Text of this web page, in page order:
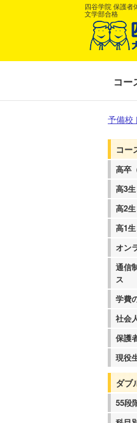
四谷学院 保護者
文学部合格
コー
予備校
コー
高卒
高3
高2
高1
オン
通信
ス
学費
社会
保護
現役
ダブ
55段